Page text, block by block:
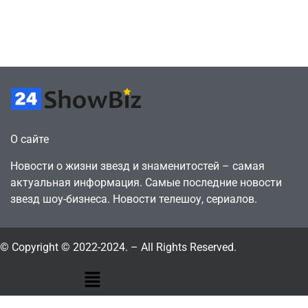
О сайте
Новости о жизни звезд и знаменитостей – самая
актуальная информация. Самые последние новости
звезд шоу-бизнеса. Новости телешоу, сериалов.
© Copyright © 2022-2024. – All Rights Reserved.